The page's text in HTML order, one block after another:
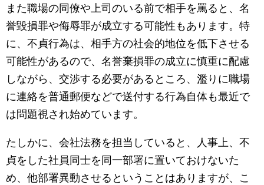
また職場の同僚や上司のいる前で相手を罵ると、名
誉毀損罪や侮辱罪が成立する可能性もあります。特
に、不貞行為は、相手方の社会的地位を低下させる
可能性があるので、名誉棄損罪の成立に慎重に配慮
しながら、交渉する必要があるところ、濫りに職場
に連絡を普通郵便などで送付する行為自体も最近で
は問題視され始めています。
たしかに、会社法務を担当していると、人事上、不
貞をした社員同士を同一部署に置いておけないた
め、他部署異動させるということはありますが、こ